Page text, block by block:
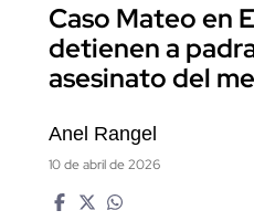
Caso Mateo en
detienen a
asesinato del
Anel Rangel
10 de abril de 2026